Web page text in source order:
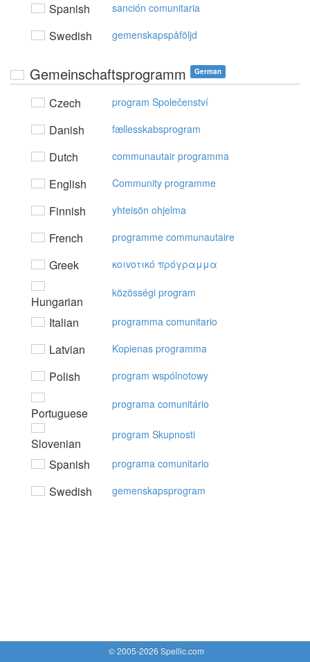
Spanish sanción comunitaria
Swedish gemenskapspåföljd
Gemeinschaftsprogramm German
Czech program Společenství
Danish fællesskabsprogram
Dutch communautair programma
English Community programme
Finnish yhteisön ohjelma
French programme communautaire
Greek κoιvoτικό πρόγραμμα
Hungarian
közösségi program
Italian programma comunitario
Latvian Kopienas programma
Polish program wspólnotowy
Portuguese
programa comunitário
Slovenian
program Skupnosti
Spanish programa comunitario
Swedish gemenskapsprogram
© 2005-2026 Spellic.com